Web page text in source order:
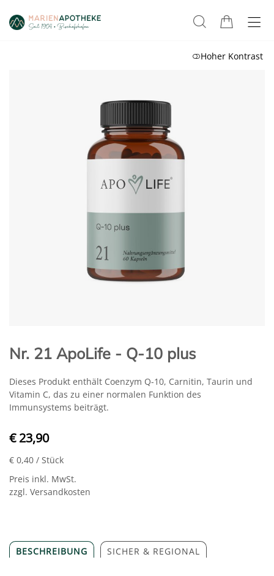
Hoher Kontrast
Nr. 21 ApoLife - Q-10 plus
Dieses Produkt enthält Coenzym Q-10, Carnitin, Taurin und
Vitamin C, das zu einer normalen Funktion des
Immunsystems beiträgt.
€ 23,90
€ 0,40 / Stück
Preis inkl. MwSt.
zzgl. Versandkosten
BESCHREIBUNG SICHER & REGIONAL